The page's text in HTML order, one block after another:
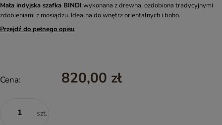
Mała indyjska szafka BINDI wykonana z drewna, ozdobiona tradycyjnymi
zdobieniami z mosiądzu. Idealna do wnętrz orientalnych i boho.
Przejdź do pełnego opisu
Cena: 820,00 zł
szt.